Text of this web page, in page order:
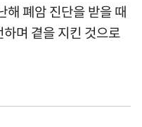
해 폐암 진단을 받을 때
며 곁을 지킨 것으로